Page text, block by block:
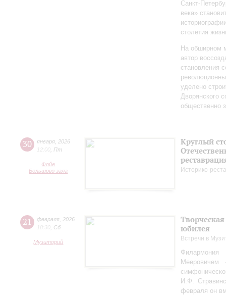
века»
столетия
На обширном
автор
становления
уделено
Дворянского
общественно
30 января 2026
Пт
Фойе
Большого зала
Круглый
Историко-
21 февраля 2026
18:30
Сб
Музиторий
юбилея
Встречи в
Мееровичем
И.Ф.
февраля он